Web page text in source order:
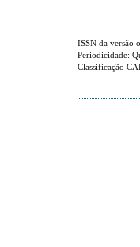
ISSN da versão
Periodicidade:
Classificação